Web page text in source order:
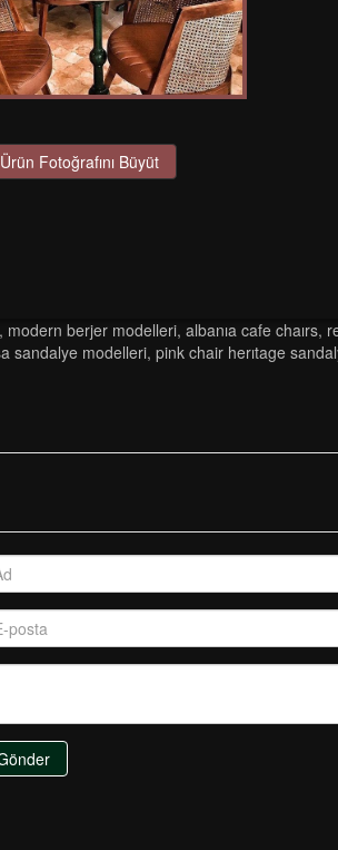
Ürün Fotoğrafını Büyüt
, modern berjer modelleri, albania cafe chairs,
sandalye modelleri, pi̇nk chai̇r heritage